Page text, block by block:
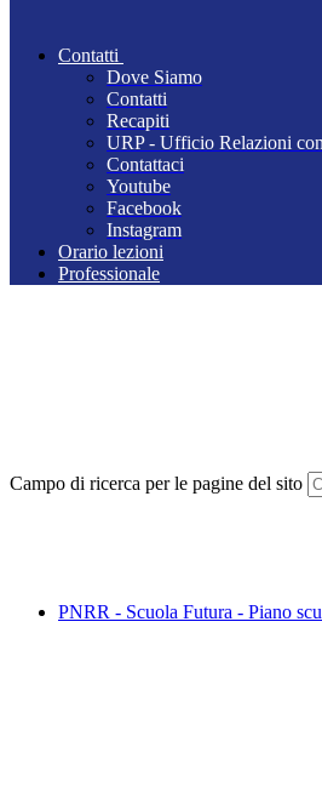
Contatti
Dove Siamo
Contatti
Recapiti
URP - Ufficio Relazioni
Contattaci
Youtube
Facebook
Instagram
Orario lezioni
Professionale
Campo di ricerca per le pagine del sito
PNRR - Scuola Futura - Piano